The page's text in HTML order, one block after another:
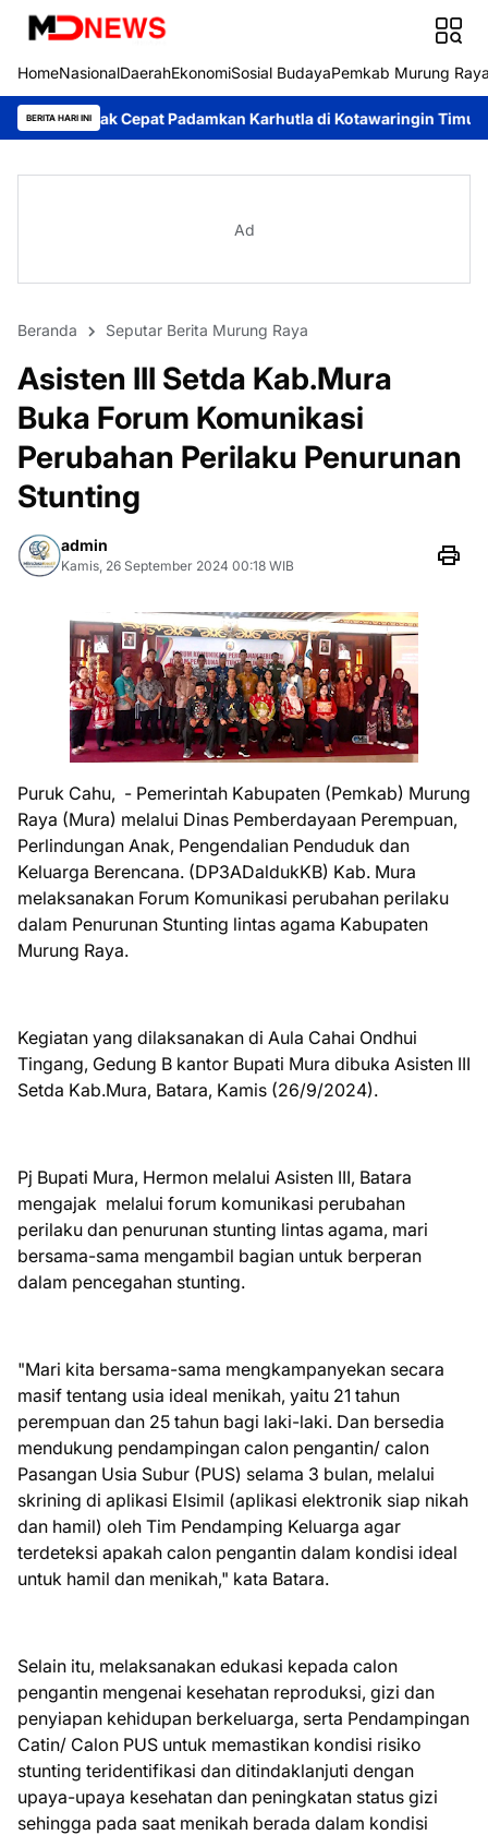
HomeNasionalDaerahEkonomiSosial BudayaPemkab Murung
BERITA HARI INI
Padamkan Karhutla di Kotawaringin Timur Pemkab Murung
Ad
Beranda Seputar Berita Murung Raya
Asisten III Setda Kab.Mura
Buka Forum Komunikasi
Perubahan Perilaku Penurunan
Stunting
admin
Kamis, 26 September 2024 00:18 WIB
Puruk Cahu, - Pemerintah Kabupaten (Pemkab) Murung
Raya (Mura) melalui Dinas Pemberdayaan Perempuan,
Perlindungan Anak, Pengendalian Penduduk dan
Keluarga Berencana. (DP3ADaldukKB) Kab. Mura
melaksanakan Forum Komunikasi perubahan perilaku
dalam Penurunan Stunting lintas agama Kabupaten
Murung Raya.
Kegiatan yang dilaksanakan di Aula Cahai Ondhui
Tingang, Gedung B kantor Bupati Mura dibuka Asisten III
Setda Kab.Mura, Batara, Kamis (26/9/2024).
Pj Bupati Mura, Hermon melalui Asisten III, Batara
mengajak melalui forum komunikasi perubahan
perilaku dan penurunan stunting lintas agama, mari
bersama-sama mengambil bagian untuk berperan
dalam pencegahan stunting.
"Mari kita bersama-sama mengkampanyekan secara
masif tentang usia ideal menikah, yaitu 21 tahun
perempuan dan 25 tahun bagi laki-laki. Dan bersedia
mendukung pendampingan calon pengantin/ calon
Pasangan Usia Subur (PUS) selama 3 bulan, melalui
skrining di aplikasi Elsimil (aplikasi elektronik siap nikah
dan hamil) oleh Tim Pendamping Keluarga agar
terdeteksi apakah calon pengantin dalam kondisi ideal
untuk hamil dan menikah," kata Batara.
Selain itu, melaksanakan edukasi kepada calon
pengantin mengenai kesehatan reproduksi, gizi dan
penyiapan kehidupan berkeluarga, serta Pendampingan
Catin/ Calon PUS untuk memastikan kondisi risiko
stunting teridentifikasi dan ditindaklanjuti dengan
upaya-upaya kesehatan dan peningkatan status gizi
sehingga pada saat menikah berada dalam kondisi